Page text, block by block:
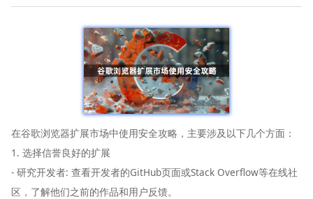
在谷歌浏览器扩展市场中使用安全攻略，主要涉及以下几个方面：
1. 选择信誉良好的扩展
- 研究开发者: 查看开发者的GitHub页面或Stack Overflow等在线社
区，了解他们之前的作品和用户反馈。